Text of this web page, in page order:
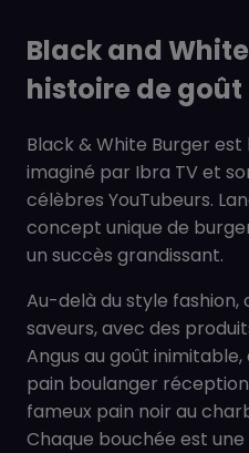
Black and
histoire de goût
Black & White Burger
imaginé par Ibra TV et
célèbres YouTubeurs.
concept unique de
un succès grandissant.
Au-delà du style fashion,
saveurs, avec des
Angus au goût
pain boulanger
fameux pain noir au
Chaque bouchée est